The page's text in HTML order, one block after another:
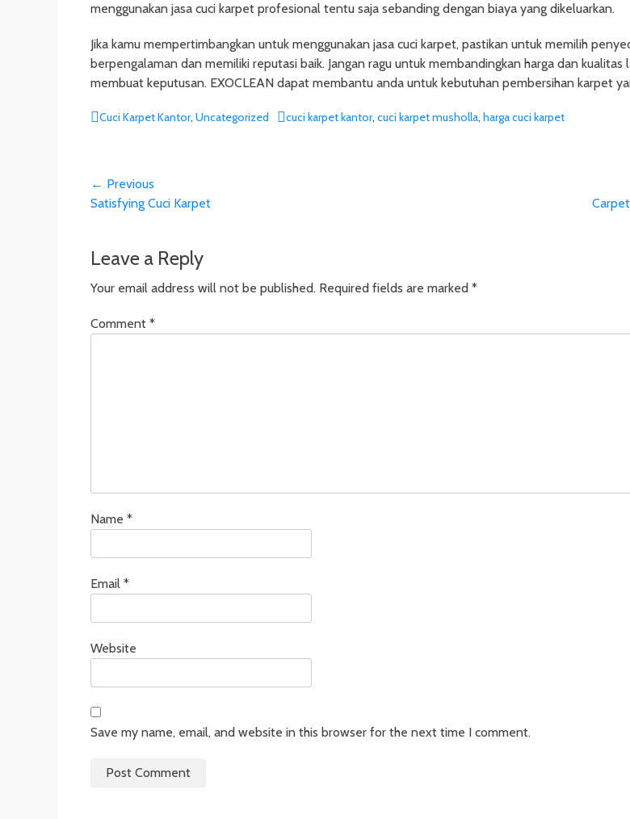
menggunakan jasa cuci karpet profesional tentu saja sebanding dengan biaya yang dikeluarkan.
Jika kamu mempertimbangkan untuk menggunakan jasa cuci karpet, pastikan untuk memilih
berpengalaman dan memiliki reputasi baik. Jangan ragu untuk membandingkan harga dan kualitas
membuat keputusan. EXOCLEAN dapat membantu anda untuk kebutuhan pembersihan karpet
C
g
o
e
s
Cuci Karpet Kantor, Uncategorized
Tcuci karpet kantor, cuci karpet musholla, harga cuci karpet
Post
navigation
← Previous
Previous
Satisfying Cuci Karpet
Leave a Reply
Your email address will not be published. Required fields are marked *
Comment *
Name *
Email *
Website
Save my name, email, and website in this browser for the next time I comment.